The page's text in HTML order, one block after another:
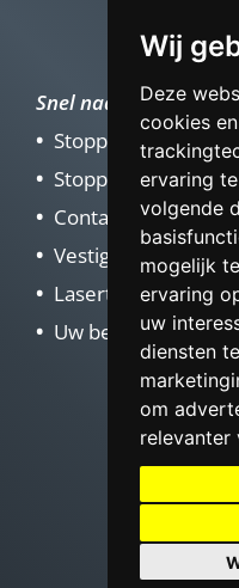
Wij
Deze
cookies
ervaring
volgende
mogelijk
ervaring
uw
diensten
om
relevanter
Snel naar
Stoppen met roken
Stoppen met Vapen
Contact
Vestigingen
Lasertherapie
Uw bedrijf rookvrij